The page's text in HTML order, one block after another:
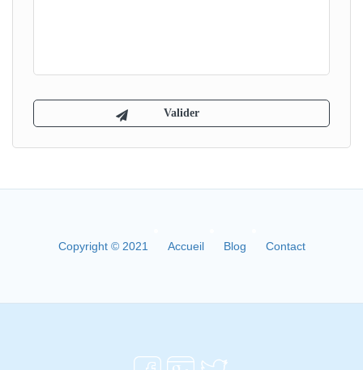
Copyright © 2021 Accueil Blog Contact